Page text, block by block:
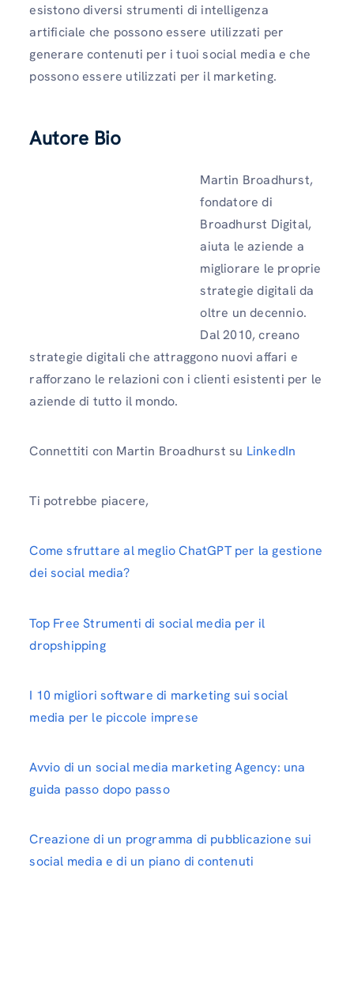
esistono diversi strumenti di intelligenza
artificiale che possono essere utilizzati per
generare contenuti per i tuoi social media e che
possono essere utilizzati per il marketing.
Autore Bio
Martin Broadhurst,
fondatore di
Broadhurst Digital,
aiuta le aziende a
migliorare le proprie
strategie digitali da
oltre un decennio.
Dal 2010, creano
strategie digitali che attraggono nuovi affari e
rafforzano le relazioni con i clienti esistenti per le
aziende di tutto il mondo.
Connettiti con Martin Broadhurst su LinkedIn
Ti potrebbe piacere,
Come sfruttare al meglio ChatGPT per la gestione
dei social media?
Top Free Strumenti di social media per il
dropshipping
I 10 migliori software di marketing sui social
media per le piccole imprese
Avvio di un social media marketing Agency: una
guida passo dopo passo
Creazione di un programma di pubblicazione sui
social media e di un piano di contenuti